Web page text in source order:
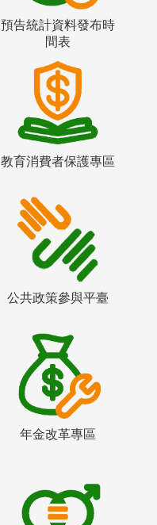
預告統計資料發布時
間表
教育消費者保護專區
公共政策參與平臺
年金改革專區